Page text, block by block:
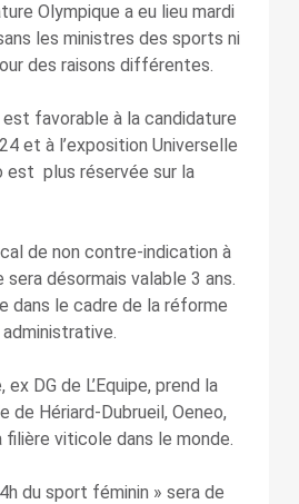
Olympique a eu lieu mardi
les ministres des sports ni
des raisons différentes.
favorable à la candidature
et à l’exposition Universelle
est plus réservée sur la
de non contre-indication à
désormais valable 3 ans.
dans le cadre de la réforme
DG de L’Equipe, prend la
de Hériard-Dubrueil, Oeneo,
filière viticole dans le monde.
du sport féminin » sera de